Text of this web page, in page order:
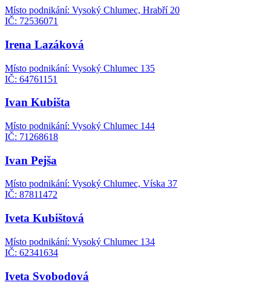
Místo podnikání: Vysoký Chlumec, Hrabří 20
IČ: 72536071
Irena Lazáková
Místo podnikání: Vysoký Chlumec 135
IČ: 64761151
Ivan Kubišta
Místo podnikání: Vysoký Chlumec 144
IČ: 71268618
Ivan Pejša
Místo podnikání: Vysoký Chlumec, Víska 37
IČ: 87811472
Iveta Kubištová
Místo podnikání: Vysoký Chlumec 134
IČ: 62341634
Iveta Svobodová